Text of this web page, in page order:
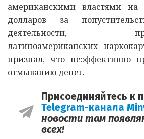
американскими властями на
долларов за
деятельности,
латиноамериканских
признал, что неэффективно
отмыванию денег.
Присоединяйтесь к
Telegram-канала
новости там
всех!